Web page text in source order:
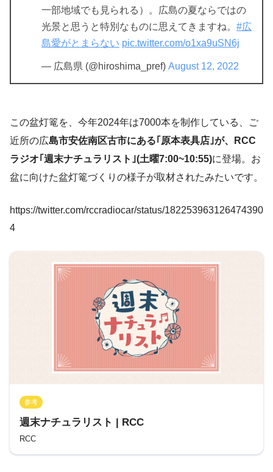
一部地域でも見られる）。広島の夏ならではの
光景と思うと特別なものに思えてきますね。 #広
島愛がとまらない pic.twitter.com/o1xa9uSN6j
— 広島県 (@hiroshima_pref) August 12, 2022
この盆灯篭を、今年2024年は7000本を制作している、ご
近所の広島市安佐南区古市にある｢原本表具店｣が、RCC
ラジオ｢週末ナチュラリスト｣(土曜7:00~10:55)に登場。お
盆に向けた盆灯篭づくりの様子が取材されたみたいです。
https://twitter.com/rccradiocar/status/182253963126474390
4
参考
週末ナチュラリスト | RCC
RCC